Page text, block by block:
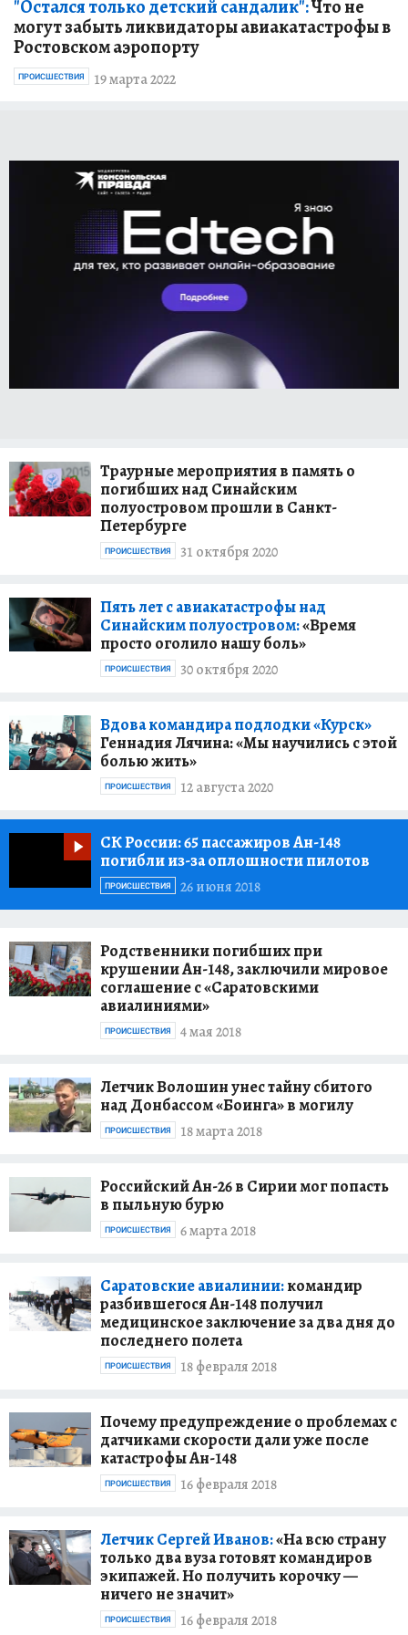
"Остался только детский сандалик":Что не
могут забыть ликвидаторы авиакатастрофы в
Ростовском аэропорту
19 марта 2022
ПРОИСШЕСТВИЯ
Траурные мероприятия в память о
погибших над Синайским
полуостровом прошли в Санкт-
Петербурге
31 октября 2020
ПРОИСШЕСТВИЯ
Пять лет с авиакатастрофы над
Синайским полуостровом:«Время
просто оголило нашу боль»
30 октября 2020
ПРОИСШЕСТВИЯ
Вдова командира подлодки «Курск»
Геннадия Лячина: «Мы научились с этой
болью жить»
12 августа 2020
ПРОИСШЕСТВИЯ
CК России:65 пассажиров Ан-148
погибли из-за оплошности пилотов
26 июня 2018
ПРОИСШЕСТВИЯ
Родственники погибших при
крушении Ан-148, заключили мировое
соглашение с «Саратовскими
авиалиниями»
4 мая 2018
ПРОИСШЕСТВИЯ
Летчик Волошин унес тайну сбитого
над Донбассом «Боинга» в могилу
18 марта 2018
ПРОИСШЕСТВИЯ
Российский Ан-26 в Сирии мог попасть
в пыльную бурю
6 марта 2018
ПРОИСШЕСТВИЯ
Саратовские авиалинии:командир
разбившегося Ан-148 получил
медицинское заключение за два дня до
последнего полета
18 февраля 2018
ПРОИСШЕСТВИЯ
Почему предупреждение о проблемах с
датчиками скорости дали уже после
катастрофы Ан-148
16 февраля 2018
ПРОИСШЕСТВИЯ
Летчик Сергей Иванов:«На всю страну
только два вуза готовят командиров
экипажей. Но получить корочку —
ничего не значит»
16 февраля 2018
ПРОИСШЕСТВИЯ